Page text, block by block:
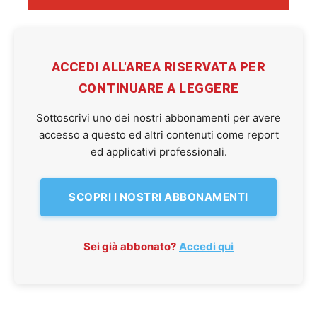
ACCEDI ALL'AREA RISERVATA PER
CONTINUARE A LEGGERE
Sottoscrivi uno dei nostri abbonamenti per avere
accesso a questo ed altri contenuti come report
ed applicativi professionali.
SCOPRI I NOSTRI ABBONAMENTI
Sei già abbonato? Accedi qui